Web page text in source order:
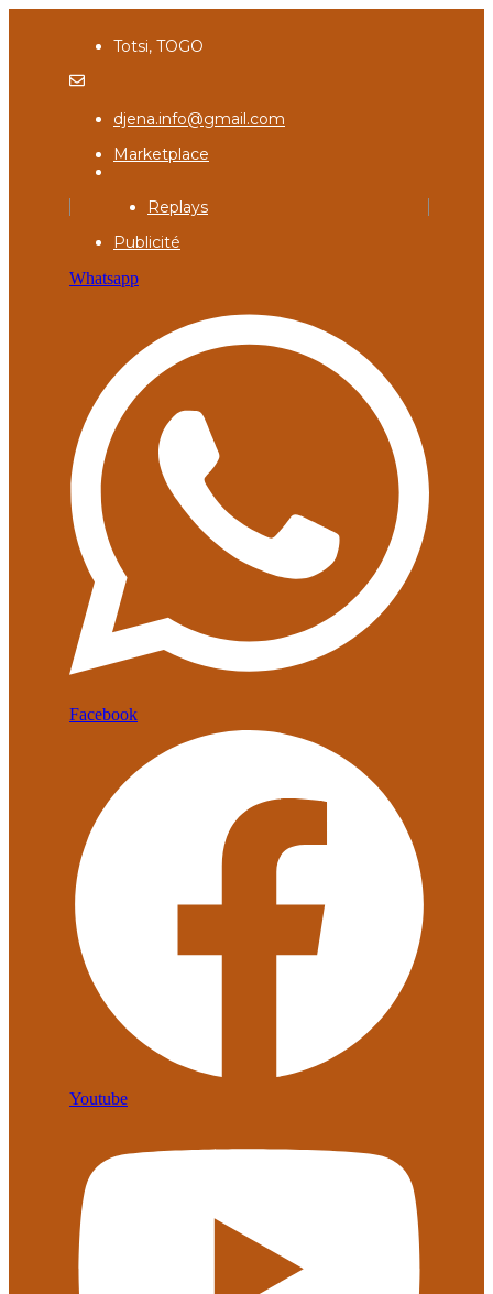
Totsi, TOGO
djena.info@gmail.com
Marketplace
Replays
Publicité
Whatsapp
Facebook
Youtube